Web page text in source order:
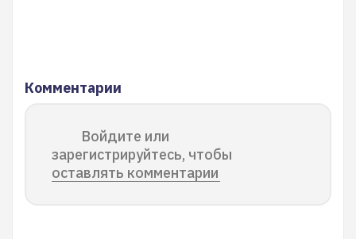
Комментарии
Войдите или
зарегистрируйтесь, чтобы
оставлять комментарии